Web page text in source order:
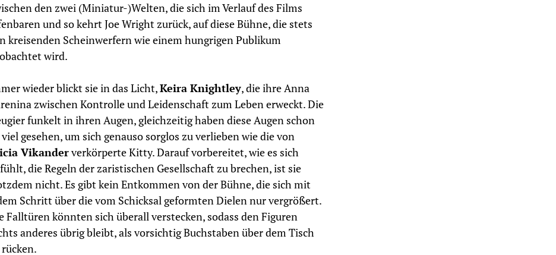
den zwei (Miniatur-)Welten, die sich im Verlauf des Films
und so kehrt Joe Wright zurück, auf diese Bühne, die stets
kreisenden Scheinwerfern wie einem hungrigen Publikum
wird.
wieder blickt sie in das Licht,Keira Knightley, die ihre Anna
zwischen Kontrolle und Leidenschaft zum Leben erweckt. Die
funkelt in ihren Augen, gleichzeitig haben diese Augen schon
gesehen, um sich genauso sorglos zu verlieben wie die von
Vikanderverkörperte Kitty. Darauf vorbereitet, wie es sich
die Regeln der zaristischen Gesellschaft zu brechen, ist sie
nicht. Es gibt kein Entkommen von der Bühne, die sich mit
Schritt über die vom Schicksal geformten Dielen nur vergrößert.
Falltüren könnten sich überall verstecken, sodass den Figuren
anderes übrig bleibt, als vorsichtig Buchstaben über dem Tisch